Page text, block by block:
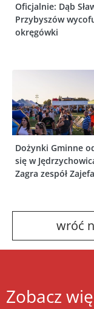
Oficjalnie: Dąb
Przybyszów
okręgówki
Dożynki Gminne
się w
Zagra zespół
wróć
Zobacz